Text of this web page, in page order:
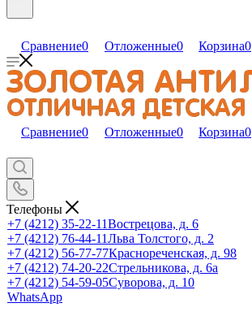
Сравнение0 Отложенные0 Корзина0
Сравнение0 Отложенные0 Корзина0
Телефоны
+7 (4212) 35-22-11Вострецова, д. 6
+7 (4212) 76-44-11Льва Толстого, д. 2
+7 (4212) 56-77-77Краснореченская, д. 98
+7 (4212) 74-20-22Стрельникова, д. 6а
+7 (4212) 54-59-05Суворова, д. 10
WhatsApp